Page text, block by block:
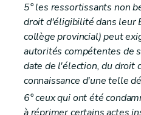
Art. 57bis
Art. 57ter
Art. 57ter/1
Art. 57ter
/2
Art. 57quater
Art. 58
Art. 59
5° les ressortissants non
droit d'éligibilité dans leur
collège provincial) peut
autorités compétentes de
date de l'élection, du droit
connaissance d'une telle
6° ceux qui ont été
à réprimer certains actes